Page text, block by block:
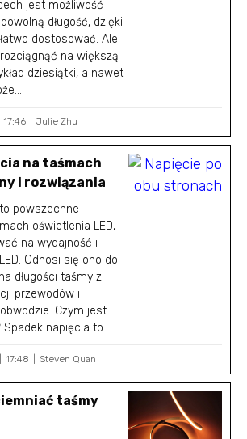
jest możliwość
długość, dzięki
dostosować. Ale
na większą
dziesiątki, a nawet
17:46 Julie Zhu
na taśmach
i rozwiązania
powszechne
oświetlenia LED,
na wydajność i
Odnosi się ono do
długości taśmy z
przewodów i
Czym jest
napięcia to...
17:48 Steven Quan
taśmy